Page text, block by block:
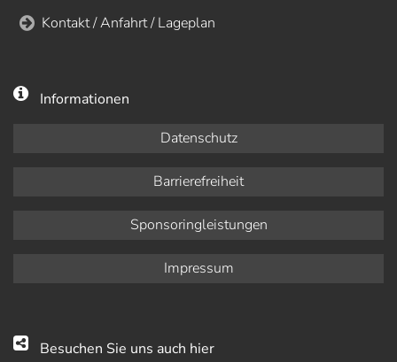
Kontakt / Anfahrt / Lageplan
Informationen
Datenschutz
Barrierefreiheit
Sponsoringleistungen
Impressum
Besuchen Sie uns auch hier